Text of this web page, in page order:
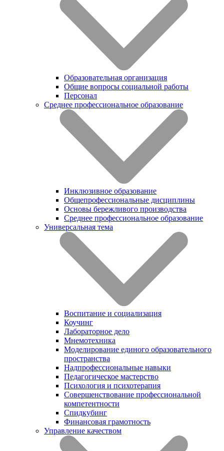
Образовательная организация
Общие вопросы социальной работы
Персонал
Среднее профессиональное образование
Инклюзивное образование
Общепрофессиональные дисциплины
Основы бережливого производства
Среднее профессиональное образование
Универсальная тема
Воспитание и социализация
Коучинг
Лабораторное дело
Мнемотехника
Моделирование единого образовательного
пространства
Надпрофессиональные навыки
Педагогическое мастерство
Психология и психотерапия
Совершенствование профессиональной
компетентности
Спидкубинг
Финансовая грамотность
Управление качеством